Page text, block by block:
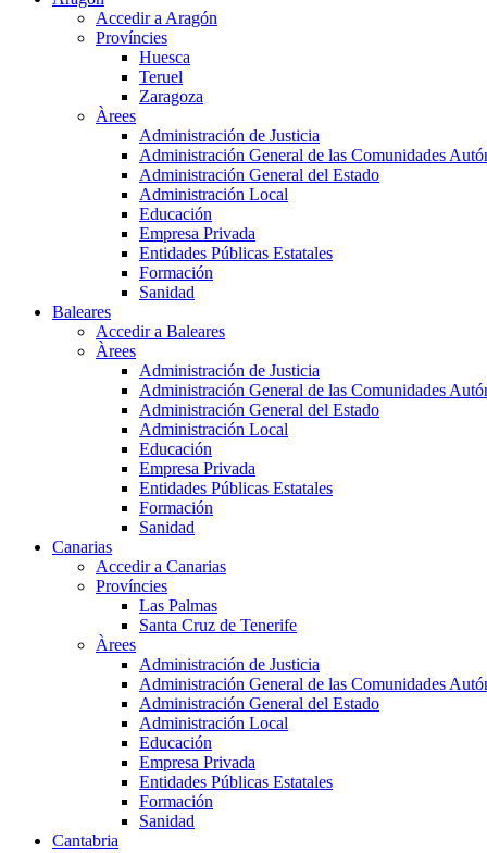
Accedir a Aragón
Províncies
Huesca
Teruel
Zaragoza
Àrees
Administración de Justicia
Administración General de las Comunidades
Administración General del Estado
Administración Local
Educación
Empresa Privada
Entidades Públicas Estatales
Formación
Sanidad
Baleares
Accedir a Baleares
Àrees
Administración de Justicia
Administración General de las Comunidades
Administración General del Estado
Administración Local
Educación
Empresa Privada
Entidades Públicas Estatales
Formación
Sanidad
Canarias
Accedir a Canarias
Províncies
Las Palmas
Santa Cruz de Tenerife
Àrees
Administración de Justicia
Administración General de las Comunidades
Administración General del Estado
Administración Local
Educación
Empresa Privada
Entidades Públicas Estatales
Formación
Sanidad
Cantabria